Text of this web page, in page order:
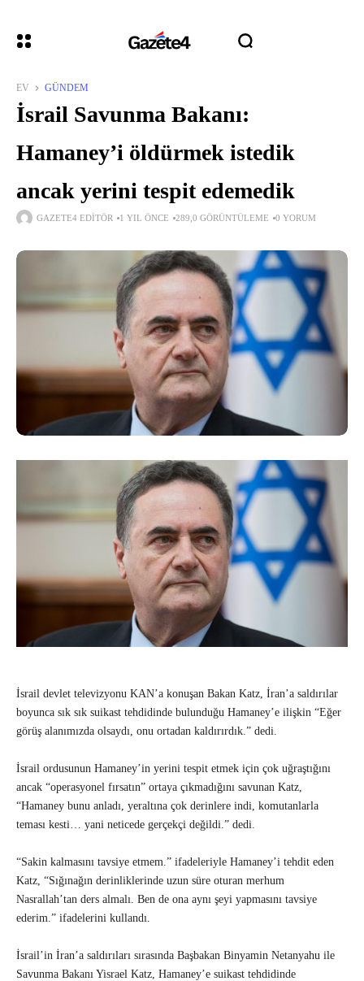
EV GÜNDEM
İsrail Savunma Bakanı:
Hamaney’i öldürmek istedik
ancak yerini tespit edemedik
GAZETE4 EDITÖR 1 YIL ÖNCE 289,0 GÖRÜNTÜLEME 0 YORUM
İsrail devlet televizyonu KAN’a konuşan Bakan Katz, İran’a saldırılar
boyunca sık sık suikast tehdidinde bulunduğu Hamaney’e ilişkin “Eğer
görüş alanımızda olsaydı, onu ortadan kaldırırdık.” dedi.
İsrail ordusunun Hamaney’in yerini tespit etmek için çok uğraştığını
ancak “operasyonel fırsatın” ortaya çıkmadığını savunan Katz,
“Hamaney bunu anladı, yeraltına çok derinlere indi, komutanlarla
teması kesti… yani neticede gerçekçi değildi.” dedi.
“Sakin kalmasını tavsiye etmem.” ifadeleriyle Hamaney’i tehdit eden
Katz, “Sığınağın derinliklerinde uzun süre oturan merhum
Nasrallah’tan ders almalı. Ben de ona aynı şeyi yapmasını tavsiye
ederim.” ifadelerini kullandı.
İsrail’in İran’a saldırıları sırasında Başbakan Binyamin Netanyahu ile
Savunma Bakanı Yisrael Katz, Hamaney’e suikast tehdidinde